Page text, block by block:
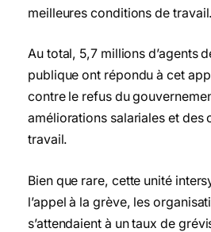
meilleures conditions de travail.
Au total, 5,7 millions d’agents
publique ont répondu à cet
contre le refus du
améliorations salariales et des
travail.
Bien que rare, cette unité
l’appel à la grève, les
s’attendaient à un taux de